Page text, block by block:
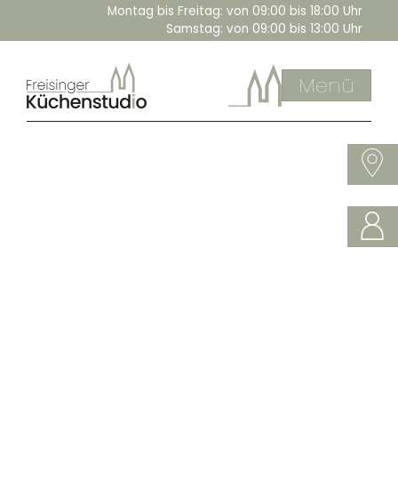
Montag bis Freitag: von 09:00 bis 18:00 Uhr
Samstag: von 09:00 bis 13:00 Uhr
Menü